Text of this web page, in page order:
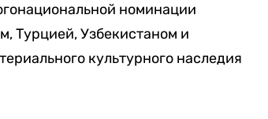
номинации
Турцией, Узбекистаном и
культурного наследия